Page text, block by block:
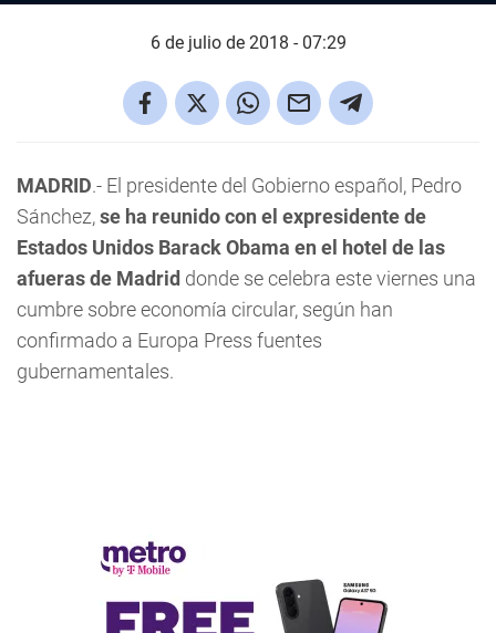
6 de julio de 2018 - 07:29
MADRID.- El presidente del Gobierno español, Pedro
Sánchez,se ha reunido con el expresidente de
Estados Unidos Barack Obama en el hotel de las
afueras de Madrid donde se celebra este viernes una
cumbre sobre economía circular, según han
confirmado a Europa Press fuentes
gubernamentales.